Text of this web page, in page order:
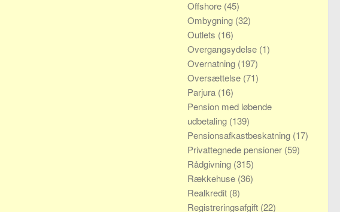
Offshore (45)
Ombygning (32)
Outlets (16)
Overgangsydelse (1)
Overnatning (197)
Oversættelse (71)
Parjura (16)
Pension med løbende
udbetaling (139)
Pensionsafkastbeskatning (17)
Privattegnede pensioner (59)
Rådgivning (315)
Rækkehuse (36)
Realkredit (8)
Registreringsafgift (22)